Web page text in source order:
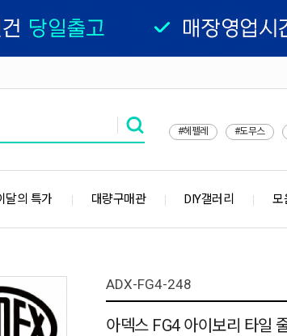
#헤펠레 #도무스
달의 특가 대량구매관 DIY갤러리 모
ADX-FG4-248
아덱스 FG4 아이보리 타일